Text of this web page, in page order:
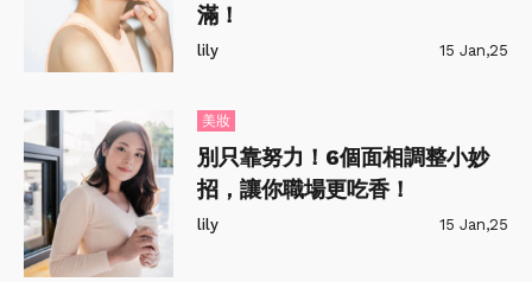
滿！
lily 15 Jan,25
美妝
別只靠努力！6個面相調整小妙
招，讓你職場更吃香！
lily 15 Jan,25